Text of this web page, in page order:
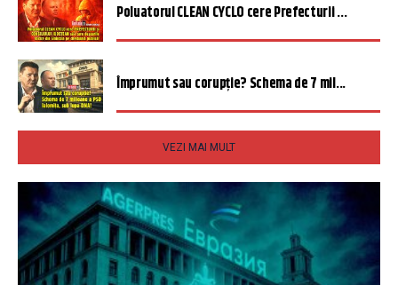
Poluatorul CLEAN CYCLO cere Prefecturii ...
Împrumut sau corupție? Schema de 7 mil...
VEZI MAI MULT